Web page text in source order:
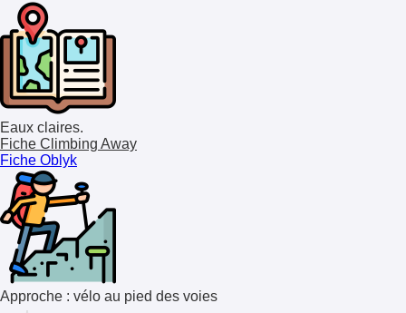
Eaux claires.
Fiche Climbing Away
Fiche Oblyk
Approche : vélo au pied des voies